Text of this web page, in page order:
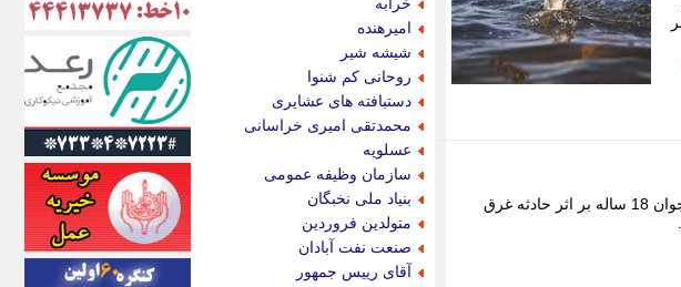
بر
جوان 18 ساله بر اثر حادثه غرق شدگی در رودخانه زاینده رود جان خود را از دست داد. - جوان 18 ساله بر اثر حادثه غرق
امیرهنده
شیشه شیر
روحانی کم شنوا
دستبافته های عشایری
محمدتقی امیری خراسانی
عسلویه
سازمان وظیفه عمومی
بنیاد ملی نخبگان
متولدین فروردین
صنعت نفت آبادان
آقای رییس جمهور
ایران زندگی
ایران فوری
ایرانی روز
ایرانیتال
ایرنا
ایسکانیوز
ایسنا
ایکنا
ایلنا
اینتیتر
ایونا نیوز